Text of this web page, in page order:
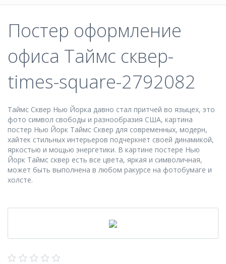
Постер оформление
офиса Таймс сквер-
times-square-2792082
Таймс Сквер Нью Йорка давно стал притчей во языцех, это
фото символ свободы и разнообразия США, картина
постер Нью Йорк Таймс Сквер для современных, модерн,
хайтек стильных интерьеров подчеркнет своей динамикой,
яркостью и мощью энергетики. В картине постере Нью
Йорк Таймс сквер есть все цвета, яркая и символичная,
может быть выполнена в любом ракурсе на фотобумаге и
холсте.